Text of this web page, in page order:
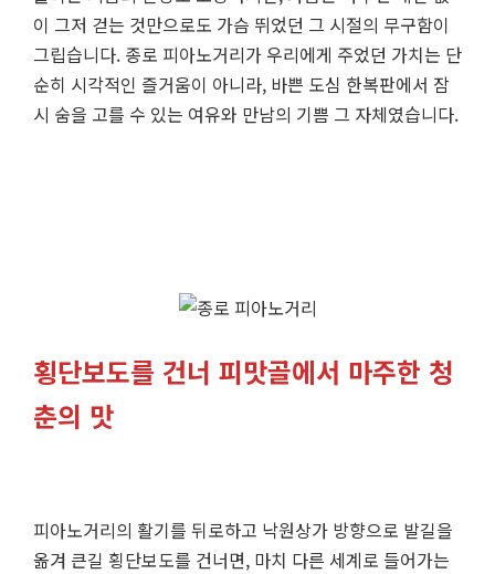
이 그저 걷는 것만으로도 가슴 뛰었던 그 시절의 무구함이
그립습니다. 종로 피아노거리가 우리에게 주었던 가치는 단
순히 시각적인 즐거움이 아니라, 바쁜 도심 한복판에서 잠
시 숨을 고를 수 있는 여유와 만남의 기쁨 그 자체였습니다.
횡단보도를 건너 피맛골에서 마주한 청
춘의 맛
피아노거리의 활기를 뒤로하고 낙원상가 방향으로 발길을
옮겨 큰길 횡단보도를 건너면, 마치 다른 세계로 들어가는